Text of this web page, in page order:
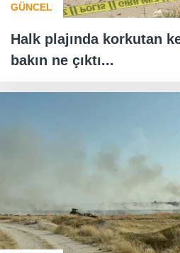
GÜNCEL
Halk plajında korkutan
bakın ne çıktı...